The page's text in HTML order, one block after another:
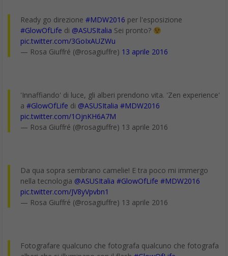
Ready go direzione #MDW2016 per l'esposizione
#GlowOfLife di @ASUSItalia Sei pronto?
pic.twitter.com/3GoIxAUZWu
— Rosa Giuffré (@rosagiuffre) 13 aprile 2016
'Innaffiando' di luce, gli alberi prendono vita. 'Zen experience'
a #GlowOfLife di @ASUSItalia #MDW2016
pic.twitter.com/1OjnKH6A7M
— Rosa Giuffré (@rosagiuffre) 13 aprile 2016
Da qua sopra sembrano camelie! E tra poco mi immergo
nella tecnologia @ASUSItalia #GlowOfLife #MDW2016
pic.twitter.com/JV8yVpvbn1
— Rosa Giuffré (@rosagiuffre) 13 aprile 2016
Fotografare qualcuno che fotografa qualcuno che fotografa